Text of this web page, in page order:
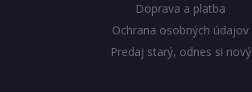
Doprava a platba
Ochrana osobných údajov
Predaj starý, odnes si nový